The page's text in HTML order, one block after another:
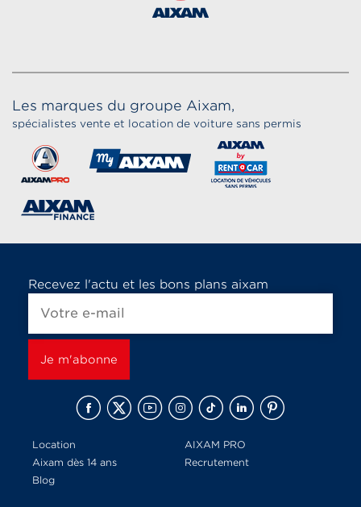
Les marques du groupe Aixam,
spécialistes vente et location de voiture sans permis
Recevez l'actu et les bons plans aixam
Location
AIXAM PRO
Aixam dès 14 ans
Recrutement
Blog